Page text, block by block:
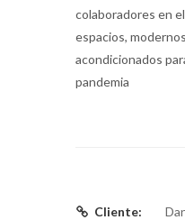
colaboradores en
espacios,
acondicionados
pandemia
Cliente: